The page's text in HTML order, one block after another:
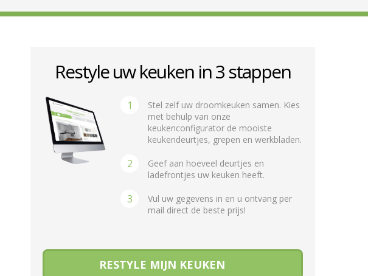
Restyle uw keuken in 3 stappen
1
Stel zelf uw droomkeuken samen. Kies
met behulp van onze
keukenconfigurator de mooiste
keukendeurtjes, grepen en werkbladen.
2
Geef aan hoeveel deurtjes en
ladefrontjes uw keuken heeft.
3
Vul uw gegevens in en u ontvang per
mail direct de beste prijs!
RESTYLE MIJN KEUKEN